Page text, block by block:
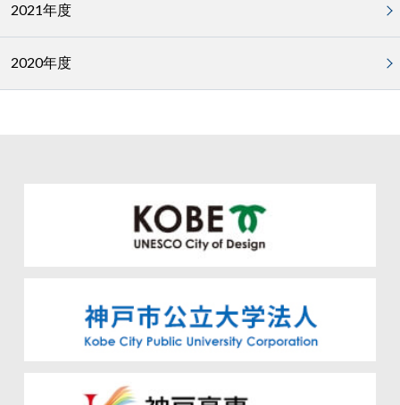
2021年度
2020年度